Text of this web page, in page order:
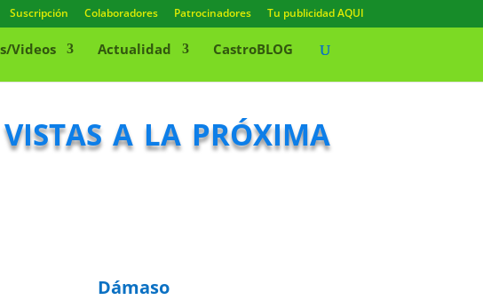
Suscripción Colaboradores Patrocinadores Tu publicidad AQUI
Videos Actualidad CastroBLOG
a la próxima
Dámaso